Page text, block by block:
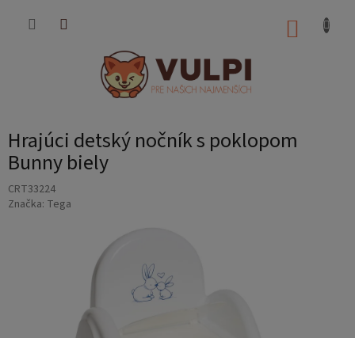
Hrajúci detský nočník s poklopom
Bunny biely
CRT33224
Značka: Tega